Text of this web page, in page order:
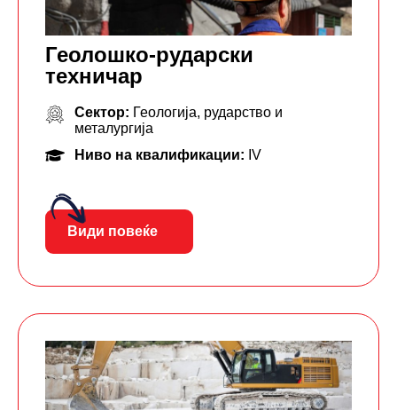
Геолошко-рударски
техничар
Сектор: Геологија, рударство и
металургија
Ниво на квалификации: IV
Види повеќе